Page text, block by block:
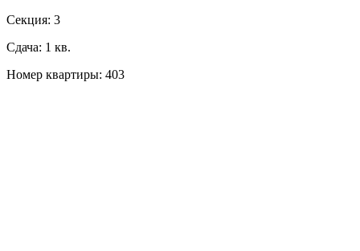
Секция: 3
Сдача: 1 кв.
Номер квартиры: 403